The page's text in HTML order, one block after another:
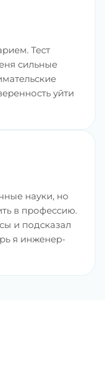
Тест
сильные
уйти
науки, но
в профессию.
и подсказал
я инженер-